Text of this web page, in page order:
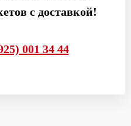
с доставкой!
001 34 44